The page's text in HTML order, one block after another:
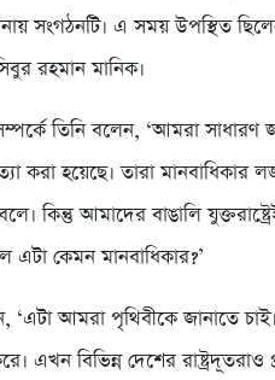
জানায় সংগঠনটি। এ সময় উপস্থিত
রহমান মানিক।
তিনি বলেন, ‘আমরা সাধারণ
করা হয়েছে। তারা মানবাধিকার
কিন্তু আমাদের বাঙালি
কেমন মানবাধিকার?’
‘এটা আমরা পৃথিবীকে জানাতে
এখন বিভিন্ন দেশের